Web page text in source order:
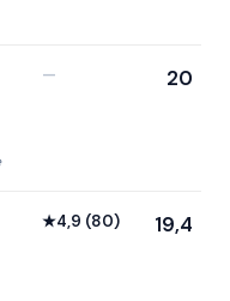
— 20
★4,9 (80) 19,4